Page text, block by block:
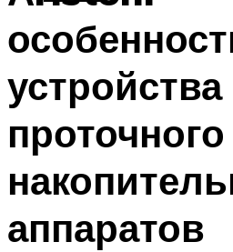
устройства
аппаратов